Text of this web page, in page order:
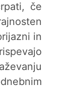
če
in